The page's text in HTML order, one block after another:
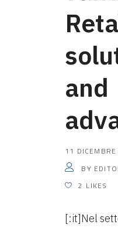
and
11
BY
2 LIKES
[:it]Nel